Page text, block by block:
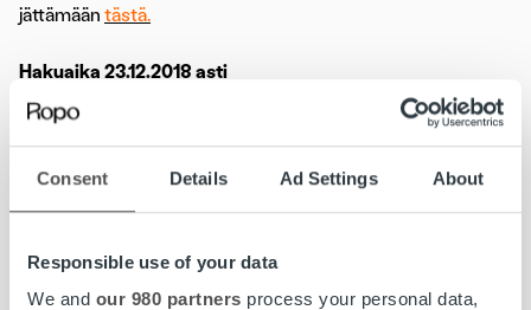
Consent Details Ad Settings About
Responsible use of your data
We and our 980 partners process your personal data,
jättämään tästä.
Hakuaika 23.12.2018 asti
Lue koko ilmoitus»
Lasku on iloinen asia. Kun yritys saa myymästään tavarasta
yhteiskunta. Meidän tehtävämme on huolehtia yritysten
laskutuksesta kokonaisuutena. Joka 6. Suomessa lähtevä